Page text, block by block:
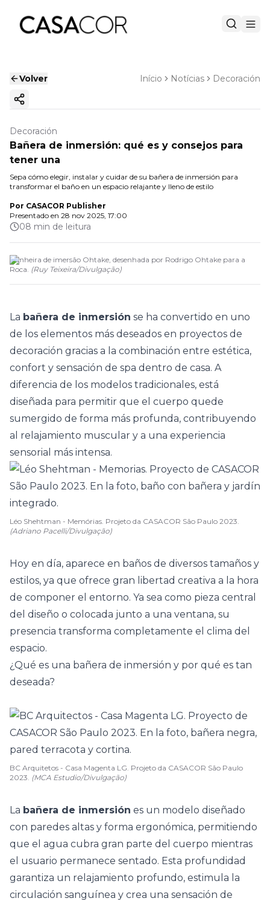
Volver Início Notícias Decoración
Copiar enlace
Decoración
Bañera de inmersión: qué es y consejos para
tener una
Sepa cómo elegir, instalar y cuidar de su bañera de inmersión para
transformar el baño en un espacio relajante y lleno de estilo
Por CASACOR Publisher
Presentado en 28 nov 2025, 17:00
08 min de leitura
Banheira de imersão Ohtake, desenhada por Rodrigo Ohtake para a
Roca. (Ruy Teixeira/Divulgação)
La bañera de inmersión se ha convertido en uno
de los elementos más deseados en proyectos de
decoración gracias a la combinación entre estética,
confort y sensación de spa dentro de casa. A
diferencia de los modelos tradicionales, está
diseñada para permitir que el cuerpo quede
sumergido de forma más profunda, contribuyendo
al relajamiento muscular y a una experiencia
sensorial más intensa.
Léo Shehtman - Memórias. Projeto da CASACOR São Paulo 2023.
(Adriano Pacelli/Divulgação)
Hoy en día, aparece en baños de diversos tamaños y
estilos, ya que ofrece gran libertad creativa a la hora
de componer el entorno. Ya sea como pieza central
del diseño o colocada junto a una ventana, su
presencia transforma completamente el clima del
espacio.
¿Qué es una bañera de inmersión y por qué es tan
deseada?
BC Arquitetos - Casa Magenta LG. Projeto da CASACOR São Paulo
2023. (MCA Estudio/Divulgação)
La bañera de inmersión es un modelo diseñado
con paredes altas y forma ergonómica, permitiendo
que el agua cubra gran parte del cuerpo mientras
el usuario permanece sentado. Esta profundidad
garantiza un relajamiento profundo, estimula la
circulación sanguínea y crea una sensación de